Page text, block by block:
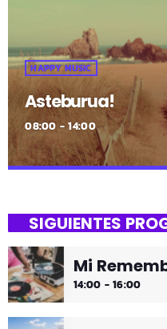
HAPPY MUSIC
Asteburua!
08:00 - 14:00
¡Es fin de semana!
¡Música y más música los
SIGUIENTES
Mi
14:00 - 16:00